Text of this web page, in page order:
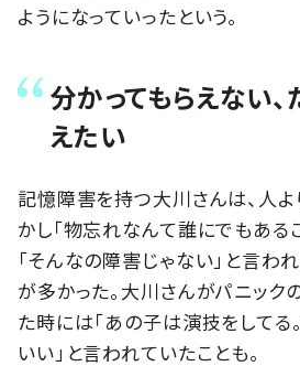
ようになっていったという。
分かってもらえない
えたい
記憶障害を持つ大川さんは、人よ
かし「物忘れなんて誰にでもある
「そんなの障害じゃない」と言わ
が多かった。大川さんがパニック
た時には「あの子は演技をしてる
いい」と言われていたことも。